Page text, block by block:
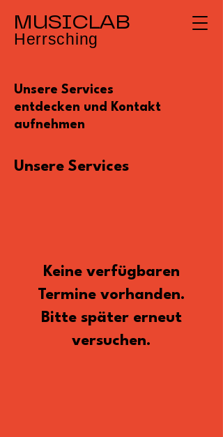
MUSICLAB
Herrsching
Unsere Services
entdecken und Kontakt
aufnehmen
Unsere Services
Keine verfügbaren
Termine vorhanden.
Bitte später erneut
versuchen.